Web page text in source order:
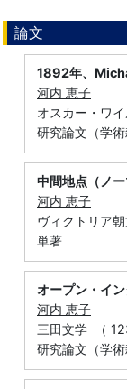
論文
1892年、
河内 恵子
オスカー・ワ
研究論文（学
中間地点（ノ
河内 恵子
ヴィクトリア
単著
オープン・イ
河内 恵子
三田文学 （
研究論文（学